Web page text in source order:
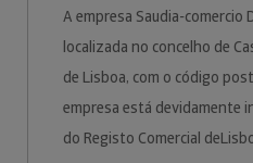
A empresa Saudia-comercio
localizada no concelho de
de Lisboa, com o código
empresa está devidamente
do Registo Comercial